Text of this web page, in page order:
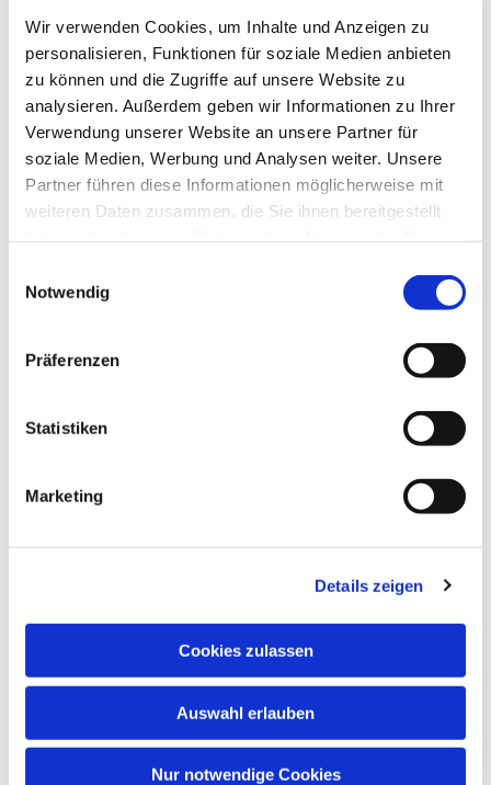
Wir verwenden Cookies, um Inhalte und Anzeigen zu
personalisieren, Funktionen für soziale Medien anbieten
zu können und die Zugriffe auf unsere Website zu
analysieren. Außerdem geben wir Informationen zu Ihrer
Verwendung unserer Website an unsere Partner für
soziale Medien, Werbung und Analysen weiter. Unsere
Partner führen diese Informationen möglicherweise mit
weiteren Daten zusammen, die Sie ihnen bereitgestellt
Notwendig
Präferenzen
Statistiken
Marketing
Details zeigen
Cookies zulassen
Auswahl erlauben
Nur notwendige Cookies
698,30 Mk verzeichnet. Nach dem Krieg –
wahrscheinlich bei der Erweiterung der Kirche –
erhielt Salvator einen zweiten Beichtstuhl, der
1991, als die Taufkapelle (Schutzmantelmadonna)
zum Beichtzimmer umgewidmet wurde, abgebaut
wurde. Das Beichtzimmer wiederum wurde 2007 in
den Sakristeigang verlegt. Der Beichtstuhl erhielt
mit der Sanierung unserer Kirche im vergangenen
Jahr einen neuen Anstrich – zwar nicht, wie 1936
neobarocken Ausstattung der Kirche
Bis zum nächsten „Hineingeschaut“,